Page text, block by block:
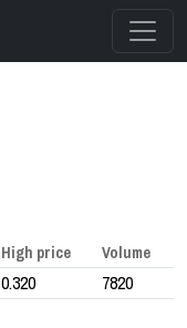
High price Volume
0.320 7820